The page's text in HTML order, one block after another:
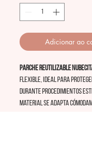
Adicionar ao
Parche reutilizable
flexible, ideal para
durante procedimientos
material se adapta